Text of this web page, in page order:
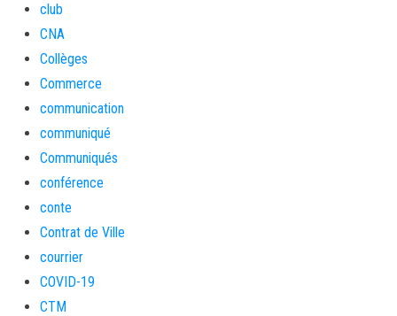
club
CNA
Collèges
Commerce
communication
communiqué
Communiqués
conférence
conte
Contrat de Ville
courrier
COVID-19
CTM